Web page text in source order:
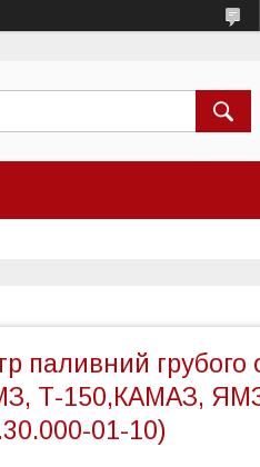
паливний
Т-150,КАМАЗ, ЯМЗ
01-10)